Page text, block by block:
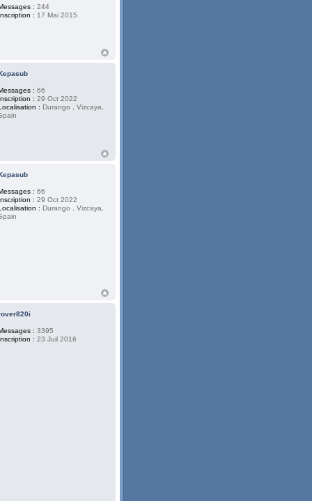
: 244
: 17 Mai 2015
: 66
: 29 Oct 2022
: Durango , Vizcaya,
: 66
: 29 Oct 2022
: Durango , Vizcaya,
: 3395
: 23 Juil 2016